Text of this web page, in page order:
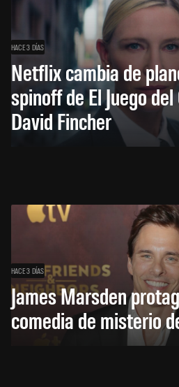
HACE 3 DÍAS
Netflix cambia de
spinoff de El Juego
David Fincher
HACE 3 DÍAS
James Marsden
comedia de misterio